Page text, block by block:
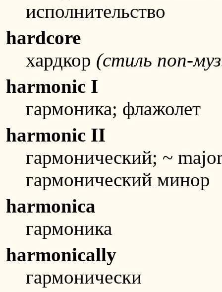
исполнительство
hardcore
хардкор (стиль поп-
harmonic I
гармоника; флажолет
harmonic II
гармонический; ~
гармонический минор
harmonica
гармоника
harmonically
гармонически